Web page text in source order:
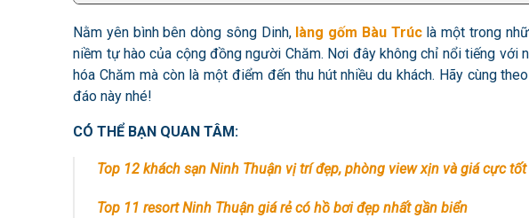
Nằm yên bình bên dòng sông Dinh, làng gốm Bàu Trúclà một trong
niềm tự hào của cộng đồng người Chăm. Nơi đây không chỉ nổi tiếng với
hóa Chăm mà còn là một điểm đến thu hút nhiều du khách. Hãy cùng
đáo này nhé!
CÓ THỂ BẠN QUAN TÂM:
Top 12 khách sạn Ninh Thuận vị trí đẹp, phòng view xịn và giá cực tốt
Top 11 resort Ninh Thuận giá rẻ có hồ bơi đẹp nhất gần biển